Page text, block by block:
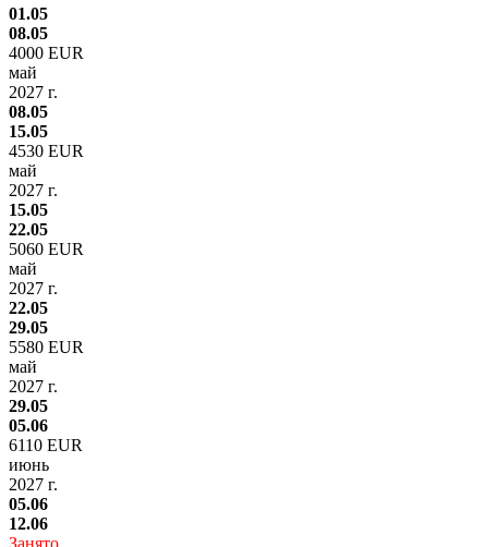
01.05
08.05
4000 EUR
май
2027 г.
08.05
15.05
4530 EUR
май
2027 г.
15.05
22.05
5060 EUR
май
2027 г.
22.05
29.05
5580 EUR
май
2027 г.
29.05
05.06
6110 EUR
июнь
2027 г.
05.06
12.06